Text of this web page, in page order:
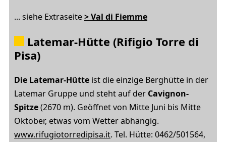
... siehe Extraseite> Val di Fiemme
Latemar-Hütte (Rifigio Torre di
Pisa)
Die Latemar-Hütte ist die einzige Berghütte in der
Latemar Gruppe und steht auf der Cavignon-
Spitze(2670 m). Geöffnet von Mitte Juni bis Mitte
Oktober, etwas vom Wetter abhängig.
www.rifugiotorredipisa.it. Tel. Hütte: 0462/501564,